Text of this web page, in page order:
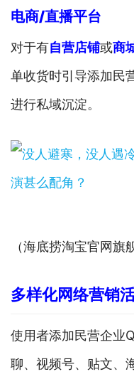
电商/直播平台
对于有自营店铺或商
单收货时引导添加民
进行私域沉淀。
（海底捞淘宝官网旗
多样化网络营销
使用者添加民营企业
聊、视频号、贴文、